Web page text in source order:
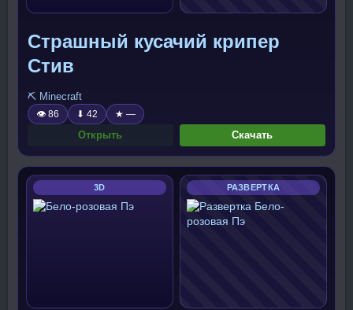
Страшный кусачий крипер
Стив
⛏️ Minecraft
👁 86 ⬇ 42 ★ —
Открыть Скачать
3D РАЗВЕРТКА